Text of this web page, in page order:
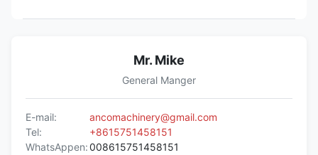
Mr. Mike
General Manger
E-mail:
ancomachinery@gmail.com
Tel:
+8615751458151
WhatsAppen:008615751458151